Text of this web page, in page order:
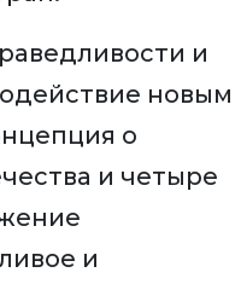
и
новым
о
и четыре
и